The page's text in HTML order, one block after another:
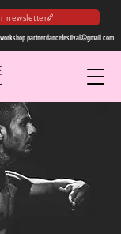
newsletter
workshop.partnerdancefestival@gmail.com